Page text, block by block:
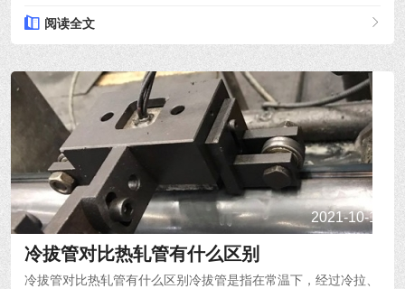
阅读全文
2021-10-15
冷拔管对比热轧管有什么区别
冷拔管对比热轧管有什么区别冷拔管是指在常温下，经过冷拉、